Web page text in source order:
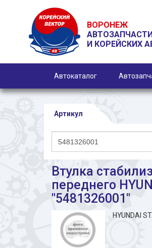
ВОРОНЕЖ
И КОРЕЙСКИХ
Автокаталог
Артикул
Втулка
переднего
"5481326001"
HYUNDAI